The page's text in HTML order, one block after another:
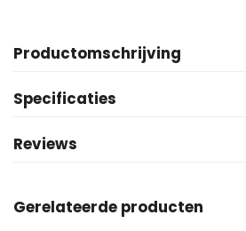
Productomschrijving
Specificaties
Reviews
Gerelateerde producten